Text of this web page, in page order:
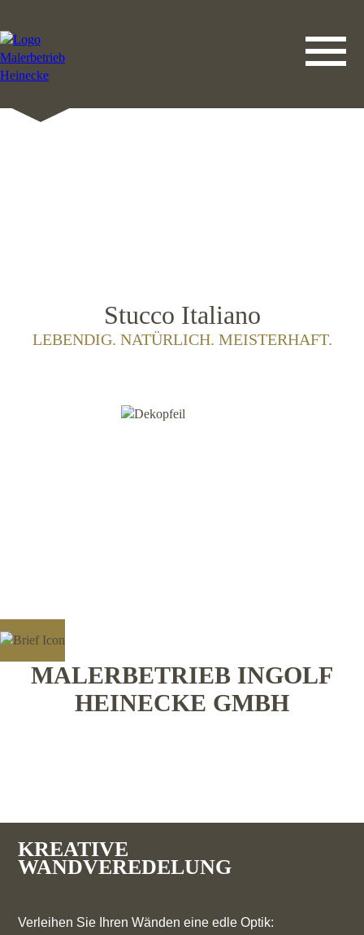
Stucco Italiano
LEBENDIG. NATÜRLICH. MEISTERHAFT.
MALERBETRIEB INGOLF
HEINECKE GMBH
KREATIVE
WANDVEREDELUNG
Verleihen Sie Ihren Wänden eine edle Optik: